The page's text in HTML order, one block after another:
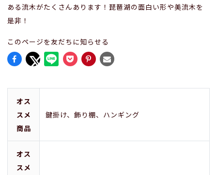
ある流木がたくさんあります！琵琶湖の面白い形や美流木を
是非！
このページを友だちに知らせる
オス
スメ
商品
鍵掛け、飾り棚、ハンギング
オス
スメ